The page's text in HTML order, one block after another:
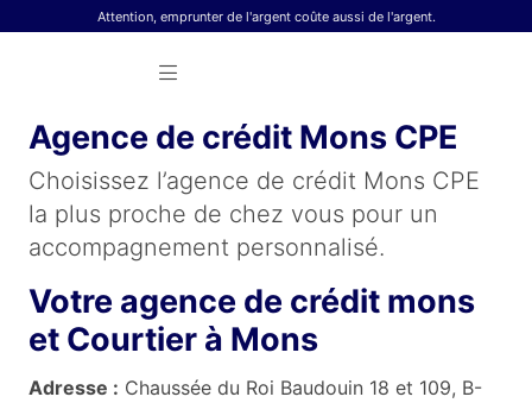
Skip to contentAttention, emprunter de l'argent coûte aussi de l'argent.
Agence de crédit Mons CPE
Choisissez l’agence de crédit Mons CPE
la plus proche de chez vous pour un
accompagnement personnalisé.
Votre agence de crédit mons
et Courtier à Mons
Adresse : Chaussée du Roi Baudouin 18 et 109, B-